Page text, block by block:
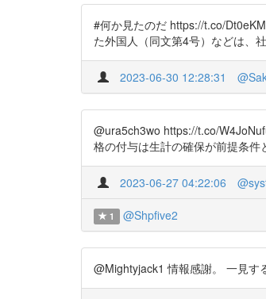
#何か見たのだ https://t.co/
た外国人（同文第4号）などは、
2023-06-30 12:28:31
@ura5ch3wo https://t.co/
格の付与は生計の確保が前提条
2023-06-27 04:22:06
1 @Shpfive2
@Mightyjack1 情報感謝。 一見